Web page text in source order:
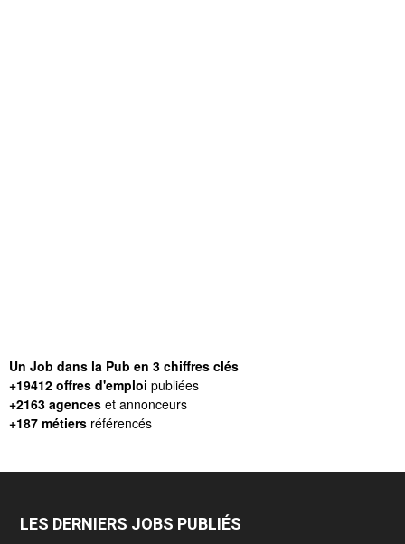
Un Job dans la Pub en 3 chiffres clés
+19412 offres d'emploi publiées
+2163 agences et annonceurs
+187 métiers référencés
LES DERNIERS JOBS PUBLIÉS